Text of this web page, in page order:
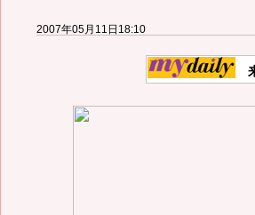
2007年05月11日18:10